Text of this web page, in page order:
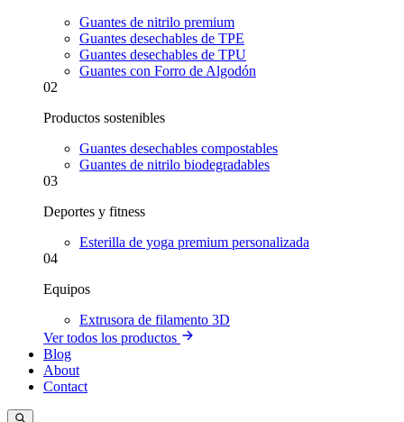
Guantes de nitrilo premium
Guantes desechables de TPE
Guantes desechables de TPU
Guantes con Forro de Algodón
02
Productos sostenibles
Guantes desechables compostables
Guantes de nitrilo biodegradables
03
Deportes y fitness
Esterilla de yoga premium personalizada
04
Equipos
Extrusora de filamento 3D
Ver todos los productos
Blog
About
Contact